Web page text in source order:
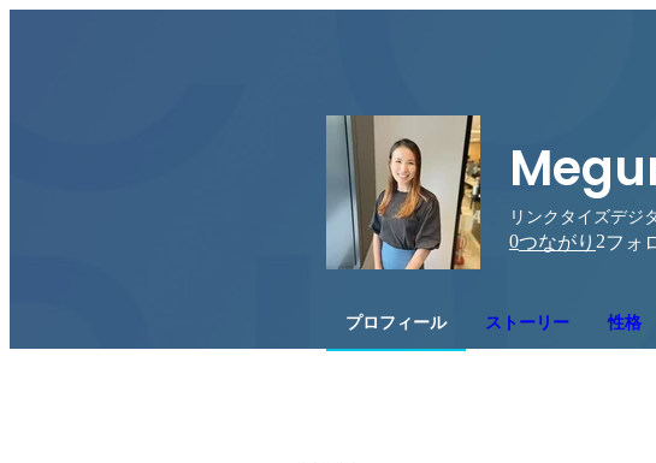
リンクタイズデジ
0つながり 2フォ
プロフィール ストーリー 性格